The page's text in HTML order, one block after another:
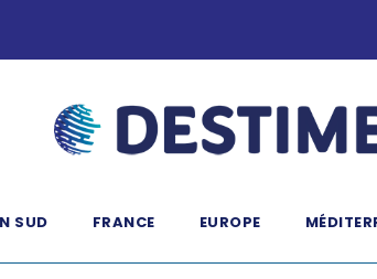
SUD FRANCE EUROPE